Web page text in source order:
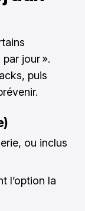
jour ».
puis
ou inclus
l’option la